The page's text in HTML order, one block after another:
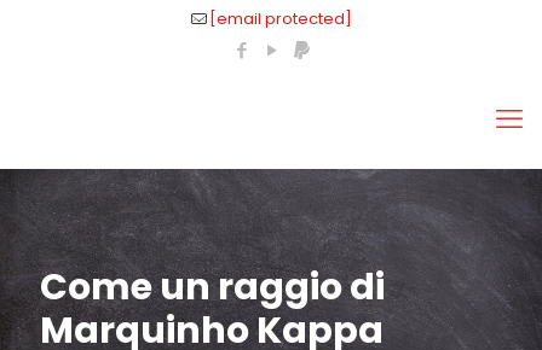
[email protected]
Come un raggio di
Marquinho Kappa